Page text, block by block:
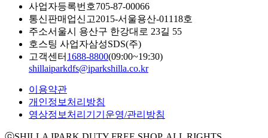
사업자등록번호705-87-00066
통신판매업신고2015-서울용산-01118호
주소서울시 용산구 한강대로 23길 55
호스팅 사업자삼성SDS(주)
고객센터 1688-8800(09:00~19:30)
shillaiparkdfs@iparkshilla.co.kr
이용약관
개인정보처리방침
영상정보처리기기운영/관리방침